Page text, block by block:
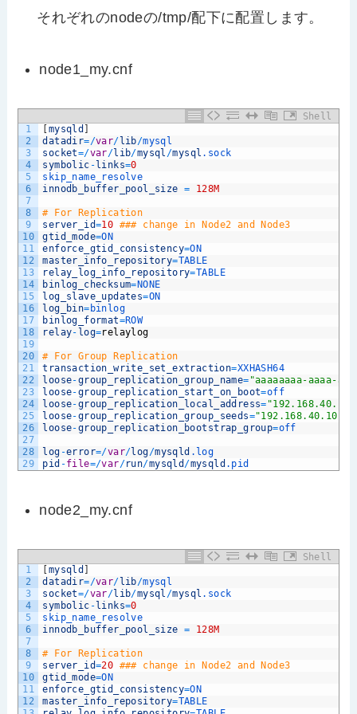
それぞれのnodeの/tmp/配下に配置します。
node1_my.cnf
Shell
1
2
3
4
5
6
7
8
9
10
11
12
13
14
15
16
17
18
19
20
21
22
23
24
25
26
27
28
29
[mysqld ]
datadir=/var/lib/mysql
socket=/var/lib/mysql /mysql .sock
symbolic -links=0
skip_name_resolve
innodb_buffer_pool_size = 128M
# For Replication
server_id=10 ### change in Node2 and Node3
gtid_mode=ON
enforce_gtid_consistency=ON
master_info_repository=TABLE
relay_log_info_repository=TABLE
binlog_checksum=NONE
log_slave_updates=ON
log_bin= binlog
binlog_format=ROW
relay- log=relaylog
# For Group Replication
transaction_write_set_extraction=XXHASH64
loose-group_replication_group_name= "aaaaaaaa-aaaa-
loose-group_replication_start_on_boot=off
loose-group_replication_local_address=
loose-group_replication_group_seeds=
loose-group_replication_bootstrap_group=off
log -error=/var/log/mysqld .log
pid -file=/var/run/mysqld /mysqld .pid
node2_my.cnf
Shell
1
2
3
4
5
6
7
8
9
10
11
12
[mysqld ]
datadir=/var/lib/mysql
socket=/var/lib/mysql /mysql .sock
symbolic -links=0
skip_name_resolve
innodb_buffer_pool_size = 128M
# For Replication
server_id=20 ### change in Node2 and Node3
gtid_mode=ON
enforce_gtid_consistency=ON
master_info_repository=TABLE